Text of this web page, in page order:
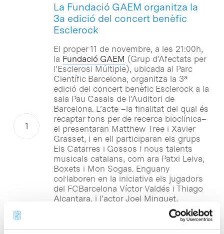
La Fundació GAEM organitza la
3a edició del concert benèfic
Esclerock
El proper 11 de novembre, a les 21:00h,
la Fundació GAEM (Grup d’Afectats per
l’Esclerosi Múltiple), ubicada al Parc
Científic Barcelona, organitza la 3ª
edició del concert benèfic Esclerock a la
sala Pau Casals de l’Auditori de
Barcelona. L’acte –la finalitat del qual és
recaptar fons per de recerca bioclínica–
el presentaran Matthew Tree i Xavier
Grasset, i en ell participaran els grups
Els Catarres i Gossos i nous talents
musicals catalans, com ara Patxi Leiva,
Boxets i Mon Sogas. Enguany
col·laboren en la iniciativa els jugadors
del FCBarcelona Víctor Valdés i Thiago
Alcantara, i l’actor Joel Minguet,
promocional. Esclerock 2011 compta
també amb el suport de l’Obra Social La